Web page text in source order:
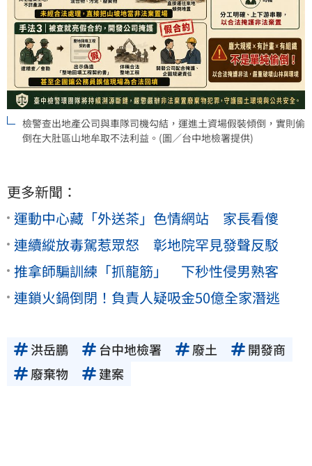
檢警查出地產公司與車隊司機勾結，運進土資場假裝傾倒，實則偷
倒在大肚區山地牟取不法利益。(圖／台中地檢署提供)
更多新聞：
運動中心藏「外送茶」色情網站 家長看傻
連續縱放毒駕惹眾怒 彰地院罕見發聲反駁
推拿師騙訓練「抓龍筋」 下秒性侵男熟客
連鎖火鍋倒閉！負責人疑吸金50億全家潛逃
洪岳鵬 台中地檢署 廢土
開發商
廢棄物
建案